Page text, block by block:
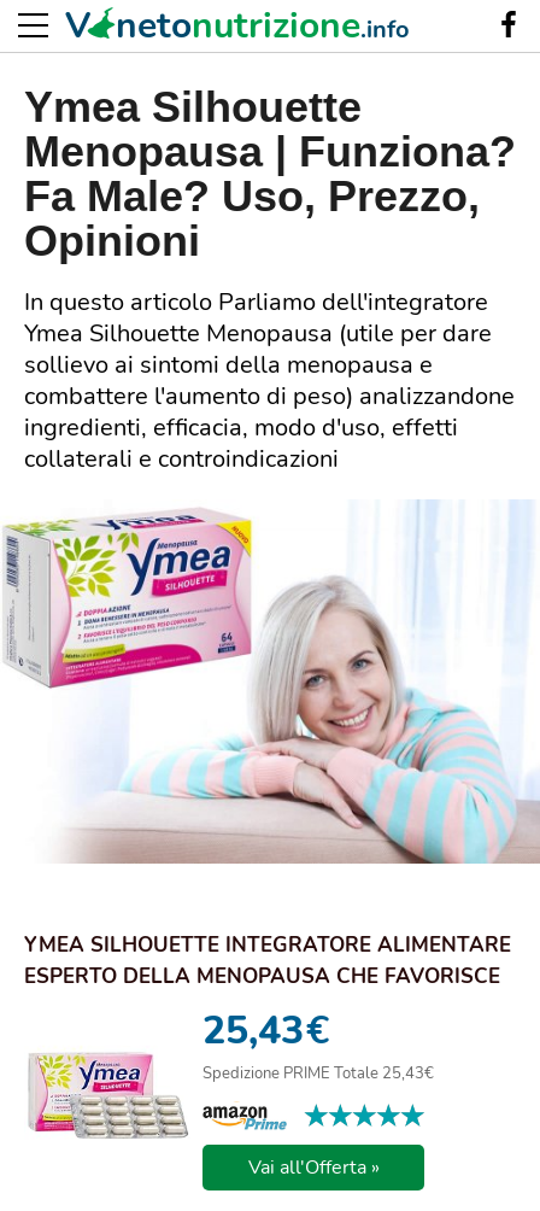
Ymea Silhouette
Menopausa | Funziona?
Fa Male? Uso, Prezzo,
Opinioni
In questo articolo Parliamo dell'integratore
Ymea Silhouette Menopausa (utile per dare
sollievo ai sintomi della menopausa e
combattere l'aumento di peso) analizzandone
ingredienti, efficacia, modo d'uso, effetti
collaterali e controindicazioni
YMEA SILHOUETTE INTEGRATORE ALIMENTARE
ESPERTO DELLA MENOPAUSA CHE FAVORISCE
25,43€
Spedizione PRIME Totale 25,43€
★★★★★
★★★★★
Vai all'Offerta »
V netonutrizione.info